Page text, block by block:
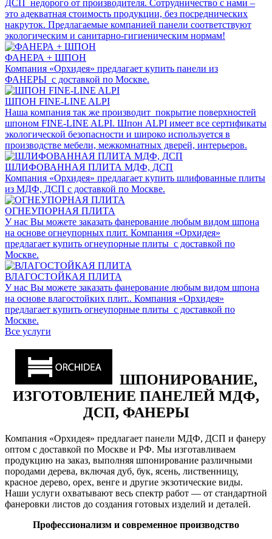
ДСП недорого от производителя. Сотрудничество с нами –
это адекватная стоимость продукции, без посреднических
накруток. Предлагаемые компанией панели соответствуют
экологическим и санитарно-гигиеническим нормам!
ФАНЕРА + ШПОН
Компания «Орхидея» предлагает купить панели из
ФАНЕРЫ с доставкой по Москве.
ШПОН FINE-LINE ALPI
Наша компания так же производит покрытие поверхностей
шпоном FINE-LINE ALPI. Шпон ALPI имеет все сертификаты
экологической безопасности и широко используется в
производстве мебели, межкомнатных дверей, интерьеров.
ШЛИФОВАННАЯ ПЛИТА МДФ, ДСП
Компания «Орхидея» предлагает купить шлифованные плиты
из МДФ, ДСП с доставкой по Москве.
ОГНЕУПОРНАЯ ПЛИТА
У нас Вы можете заказать фанерование любым видом шпона
на основе огнеупорных плит. Компания «Орхидея»
предлагает купить огнеупорные плиты с доставкой по
Москве.
ВЛАГОСТОЙКАЯ ПЛИТА
У нас Вы можете заказать фанерование любым видом шпона
на основе влагостойких плит.. Компания «Орхидея»
предлагает купить огнеупорные плиты с доставкой по
Москве.
Все услуги
ШПОНИРОВАНИЕ,
ИЗГОТОВЛЕНИЕ ПАНЕЛЕЙ МДФ,
ДСП, ФАНЕРЫ
Компания «Орхидея» предлагает панели МДФ, ДСП и фанеру
оптом с доставкой по Москве и РФ. Мы изготавливаем
продукцию на заказ, выполняя шпонирование различными
породами дерева, включая дуб, бук, ясень, лиственницу,
красное дерево, орех, венге и другие экзотические виды.
Наши услуги охватывают весь спектр работ — от стандартной
фанеровки листов до создания готовых изделий и деталей.
Профессионализм и современное производство